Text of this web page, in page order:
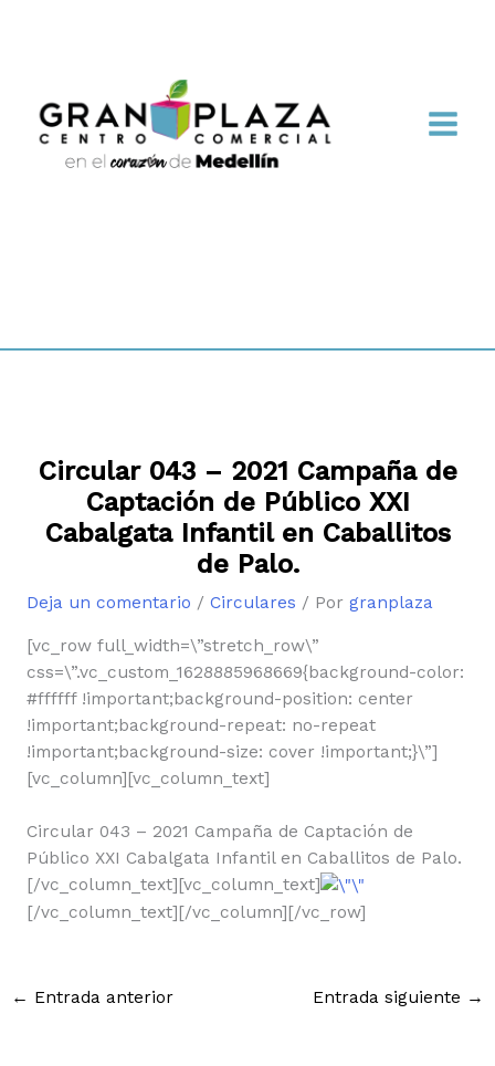
Circular 043 – 2021 Campaña de
Captación de Público XXI
Cabalgata Infantil en Caballitos
de Palo.
Deja un comentario / Circulares / Por granplaza
[vc_row full_width=\”stretch_row\”
css=\”.vc_custom_1628885968669{background-color:
#ffffff !important;background-position: center
!important;background-repeat: no-repeat
!important;background-size: cover !important;}\”]
[vc_column][vc_column_text]
Circular 043 – 2021 Campaña de Captación de
Público XXI Cabalgata Infantil en Caballitos de Palo.
[/vc_column_text][vc_column_text]
[/vc_column_text][/vc_column][/vc_row]
← Entrada anterior Entrada siguiente →